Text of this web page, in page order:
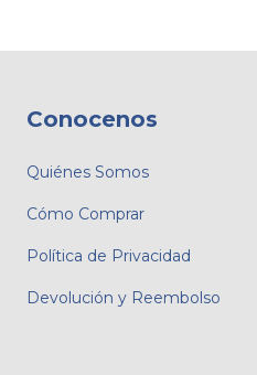
Conocenos
Quiénes Somos
Cómo Comprar
Política de Privacidad
Devolución y Reembolso